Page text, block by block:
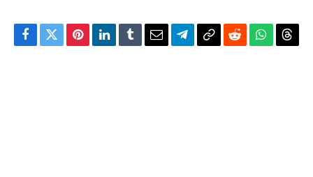
Facebook
TwitterPinterestLinkedIn
TumblrEmailTelegram
CopyReddit